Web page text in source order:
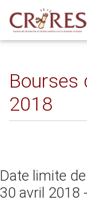
Bourses
2018
Date limite
30 avril 2018